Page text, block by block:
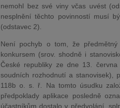
nemohl bez své viny včas uvést
nesplnění těchto povinností musí
(odstavec 2).
Není pochyb o tom, že
konkursem (srov. shodně i
České republiky ze dne 13.
soudních rozhodnutí a stanovisek),
118b o. s. ř. Na tomto úsudku
předpoklady aplikace posledně
účastníkům dostalo v předvolání,